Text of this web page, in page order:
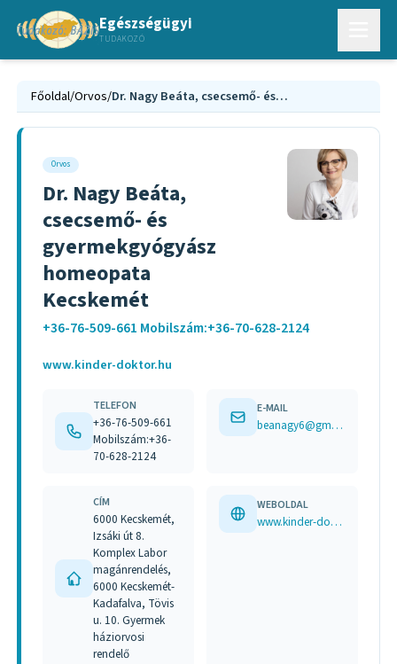
Egészségügyi
TUDAKOZÓ
Főoldal/Orvos/ Dr. Nagy Beáta, csecsemő- és gyermekgyógyász homeopata Kecskemét
Orvos
Dr. Nagy Beáta,
csecsemő- és
gyermekgyógyász
homeopata
Kecskemét
+36-76-509-661 Mobilszám:+36-70-628-2124
www.kinder-doktor.hu
TELEFON
+36-76-509-661
Mobilszám:+36-
70-628-2124
E-MAIL
beanagy6@gmail.com
CÍM
6000 Kecskemét,
Izsáki út 8.
Komplex Labor
magánrendelés,
6000 Kecskemét-
Kadafalva, Tövis
u. 10. Gyermek
háziorvosi
rendelő
WEBOLDAL
www.kinder-doktor.hu